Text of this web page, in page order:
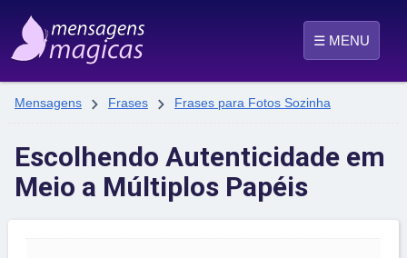
☰ MENU
Mensagens  Frases  Frases para Fotos Sozinha
Escolhendo Autenticidade em
Meio a Múltiplos Papéis